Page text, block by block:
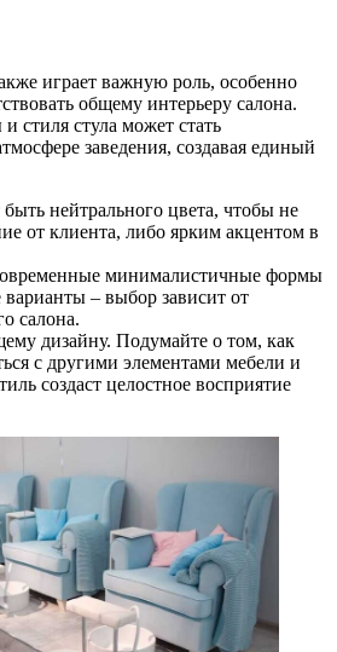
играет важную роль, особенно
общему интерьеру салона.
стиля стула может стать
заведения, создавая единый
нейтрального цвета, чтобы не
от клиента, либо ярким акцентом в
минималистичные формы
варианты – выбор зависит от
салона.
дизайну. Подумайте о том, как
с другими элементами мебели и
создаст целостное восприятие